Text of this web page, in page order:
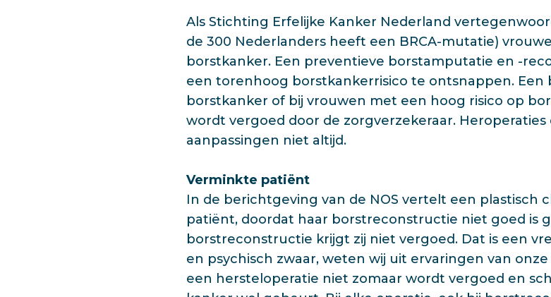
Als Stichting Erfelijke Kanker Nederland
de 300 Nederlanders heeft een BRCA-mutatie)
borstkanker. Een preventieve borstamputatie en -
een torenhoog borstkankerrisico te ontsnappen.
borstkanker of bij vrouwen met een hoog risico op
wordt vergoed door de zorgverzekeraar.
aanpassingen niet altijd.
Verminkte patiënt
In de berichtgeving van de NOS vertelt een plastisch
patiënt, doordat haar borstreconstructie niet goed is
borstreconstructie krijgt zij niet vergoed. Dat is een
en psychisch zwaar, weten wij uit ervaringen van
een hersteloperatie niet zomaar wordt vergoed en